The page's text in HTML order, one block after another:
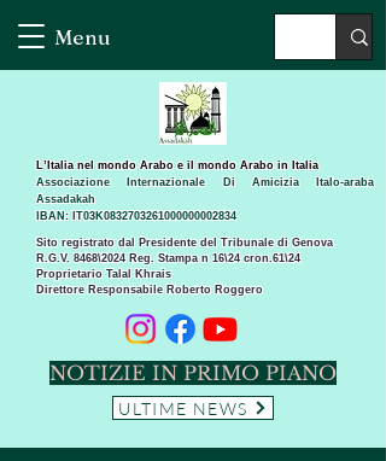
Menu
Sito registrato dal Presidente del Tribunale di Genova
R.G.V. 8468\2024 Reg. Stampa n 16\24 cron.61\24 ​
Proprietario Talal Khrais
Direttore Responsabile Roberto Roggero
L’Italia nel mondo Arabo e il mondo Arabo in Italia
Associazione Internazionale Di Amicizia Italo-araba
Assadakah
IBAN: IT03K0832703261000000002834
NOTIZIE IN PRIMO PIANO
ULTIME NEWS